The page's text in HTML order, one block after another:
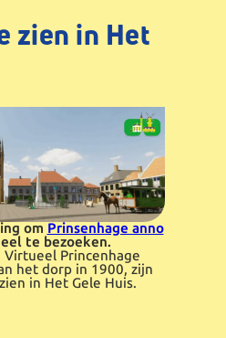
zien in Het
om Prinsenhage anno
te bezoeken.
Princenhage
het dorp in 1900, zijn
in Het Gele Huis.